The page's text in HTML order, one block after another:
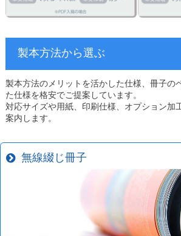
製本方法から選ぶ
製本方法のメリットを活かした仕様、冊子の
た仕様を格安でご提案しています。
対応サイズや用紙、印刷仕様、オプション加
案内します。
無線綴じ冊子